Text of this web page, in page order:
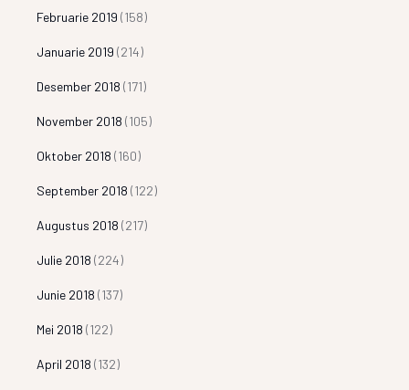
Februarie 2019 (158)
Januarie 2019 (214)
Desember 2018 (171)
November 2018 (105)
Oktober 2018 (160)
September 2018 (122)
Augustus 2018 (217)
Julie 2018 (224)
Junie 2018 (137)
Mei 2018 (122)
April 2018 (132)